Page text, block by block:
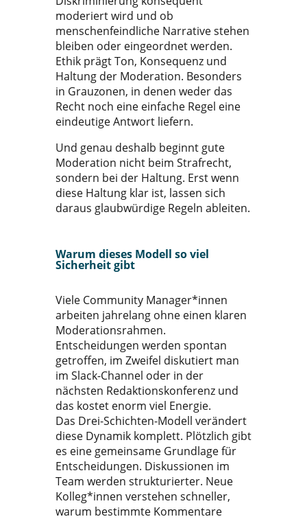
moderiert wird und ob
menschenfeindliche Narrative stehen
bleiben oder eingeordnet werden.
Ethik prägt Ton, Konsequenz und
Haltung der Moderation. Besonders
in Grauzonen, in denen weder das
Recht noch eine einfache Regel eine
eindeutige Antwort liefern.
Und genau deshalb beginnt gute
Moderation nicht beim Strafrecht,
sondern bei der Haltung. Erst wenn
diese Haltung klar ist, lassen sich
daraus glaubwürdige Regeln ableiten.
Warum dieses Modell so viel
Sicherheit gibt
Viele Community Manager*innen
arbeiten jahrelang ohne einen klaren
Moderationsrahmen.
Entscheidungen werden spontan
getroffen, im Zweifel diskutiert man
im Slack-Channel oder in der
nächsten Redaktionskonferenz und
das kostet enorm viel Energie.
Das Drei-Schichten-Modell verändert
diese Dynamik komplett. Plötzlich gibt
es eine gemeinsame Grundlage für
Entscheidungen. Diskussionen im
Team werden strukturierter. Neue
Kolleg*innen verstehen schneller,
warum bestimmte Kommentare